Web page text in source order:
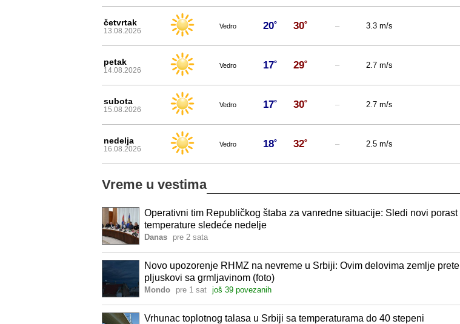
četvrtak
13.08.2026
Vedro 20˚ 30˚ – 3.3 m/s
petak
14.08.2026
Vedro 17˚ 29˚ – 2.7 m/s
subota
15.08.2026
Vedro 17˚ 30˚ – 2.7 m/s
nedelja
16.08.2026
Vedro 18˚ 32˚ – 2.5 m/s
Vreme u vestima
Operativni tim Republičkog štaba za vanredne situacije: Sledi novi porast
temperature sledeće nedelje
Danas pre 2 sata
Novo upozorenje RHMZ na nevreme u Srbiji: Ovim delovima zemlje prete
pljuskovi sa grmljavinom (foto)
Mondo pre 1 sat još 39 povezanih
Vrhunac toplotnog talasa u Srbiji sa temperaturama do 40 stepeni